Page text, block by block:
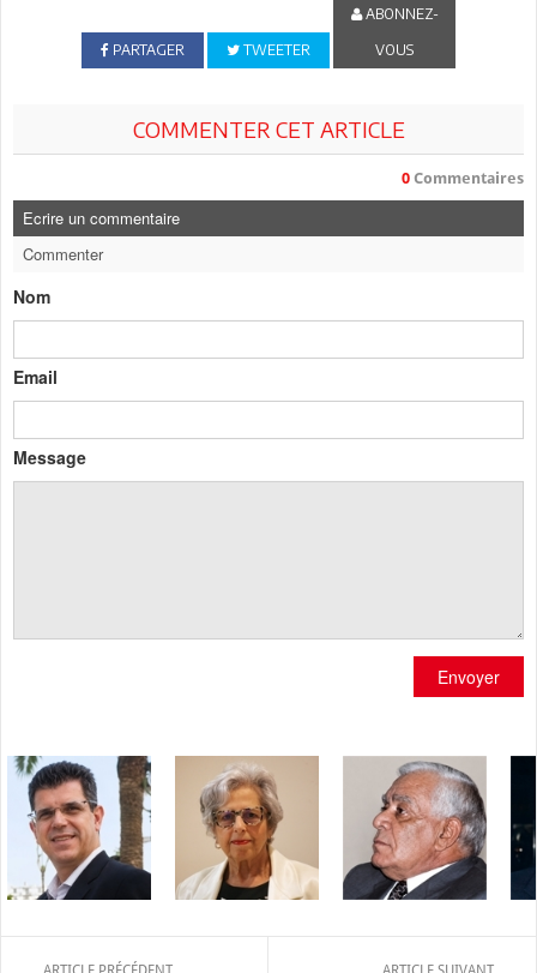
PARTAGER TWEETER
ABONNEZ-
VOUS
COMMENTER CET ARTICLE
0 Commentaires
Ecrire un commentaire
Commenter
Nom
Email
Message
Envoyer